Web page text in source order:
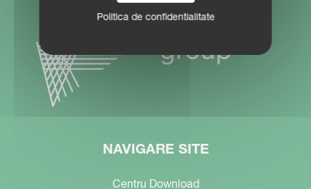
NAVIGARE SITE
Centru Download
Politica de confidentialitate